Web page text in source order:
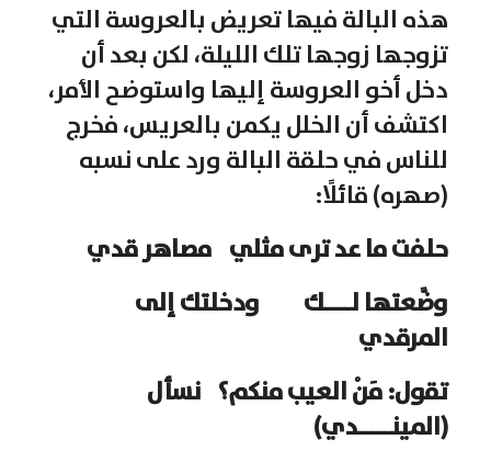
هذه البالة فيها تعريض بالعروسة التي
تزوجها زوجها تلك الليلة، لكن بعد أن
دخل أخو العروسة إليها واستوضح الأمر،
اكتشف أن الخلل يكمن بالعريس، فخرج
للناس في حلقة البالة ورد على نسبه
(صهره) قائلًا:
حلفت ما عد ترى مثلي مصاهر قدي
وضَّعتها لــــك ودخلتك إلى
المرقدي
تقول: مَنْ العيب منكم؟ نسأل
(المينـــــدي)